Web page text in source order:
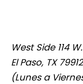
West Side 114
El Paso, TX
(Lunes a